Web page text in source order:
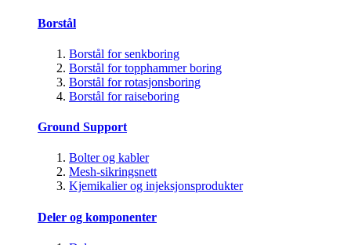
Borstål
Borstål for senkboring
Borstål for topphammer boring
Borstål for rotasjonsboring
Borstål for raiseboring
Ground Support
Bolter og kabler
Mesh-sikringsnett
Kjemikalier og injeksjonsprodukter
Deler og komponenter